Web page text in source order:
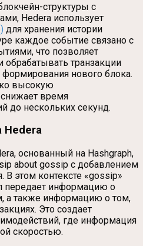
структуры с
Hedera использует
для хранения истории
каждое событие связано с
что позволяет
обрабатывать транзакции
нового блока.
высокую
снижает время
до нескольких секунд.
Hedera
основанный на Hashgraph,
about gossip с добавлением
В этом контексте «gossip»
передает информацию о
а также информацию о том,
Это создает
где информация
скоростью.